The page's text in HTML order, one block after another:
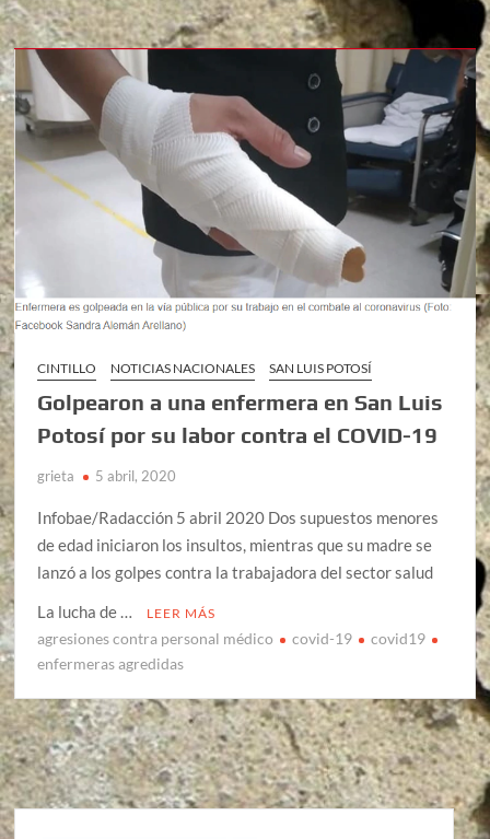
CINTILLO NOTICIAS NACIONALES SAN LUIS POTOSÍ
Golpearon a una enfermera en San Luis
Potosí por su labor contra el COVID-19
grieta 5 abril, 2020
Infobae/Radacción 5 abril 2020 Dos supuestos menores
de edad iniciaron los insultos, mientras que su madre se
lanzó a los golpes contra la trabajadora del sector salud
La lucha de …
LEER MÁS
agresiones contra personal médico covid-19
covid19
enfermeras agredidas